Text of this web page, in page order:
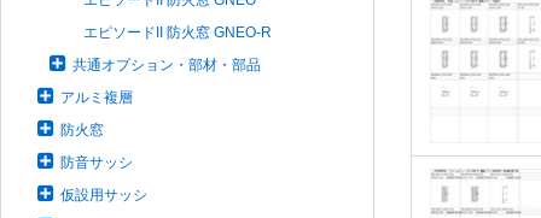
エピソードII 防火窓 GNEO-R
共通オプション・部材・部品
アルミ複層
防火窓
防音サッシ
仮設用サッシ